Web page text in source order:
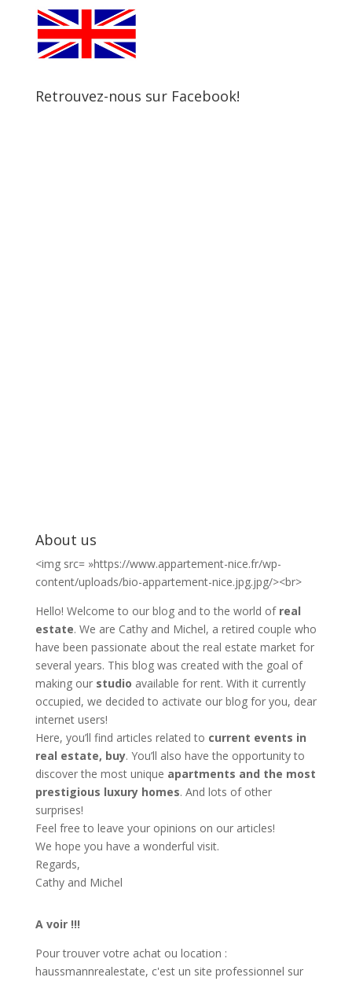
Retrouvez-nous sur Facebook!
About us
<img src= »https://www.appartement-nice.fr/wp-
content/uploads/bio-appartement-nice.jpg.jpg/><br>
Hello! Welcome to our blog and to the world of real
estate. We are Cathy and Michel, a retired couple who
have been passionate about the real estate market for
several years. This blog was created with the goal of
making our studio available for rent. With it currently
occupied, we decided to activate our blog for you, dear
internet users!
Here, you’ll find articles related to current events in
real estate, buy. You’ll also have the opportunity to
discover the most unique apartments and the most
prestigious luxury homes. And lots of other
surprises!
Feel free to leave your opinions on our articles!
We hope you have a wonderful visit.
Regards,
Cathy and Michel
A voir !!!
Pour trouver votre achat ou location :
haussmannrealestate, c'est un site professionnel sur